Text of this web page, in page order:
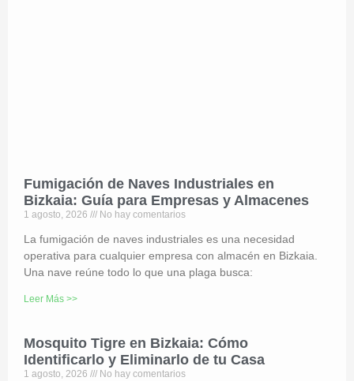
Fumigación de Naves Industriales en
Bizkaia: Guía para Empresas y Almacenes
1 agosto, 2026 No hay comentarios
La fumigación de naves industriales es una necesidad
operativa para cualquier empresa con almacén en Bizkaia.
Una nave reúne todo lo que una plaga busca:
Leer Más >>
Mosquito Tigre en Bizkaia: Cómo
Identificarlo y Eliminarlo de tu Casa
1 agosto, 2026 No hay comentarios